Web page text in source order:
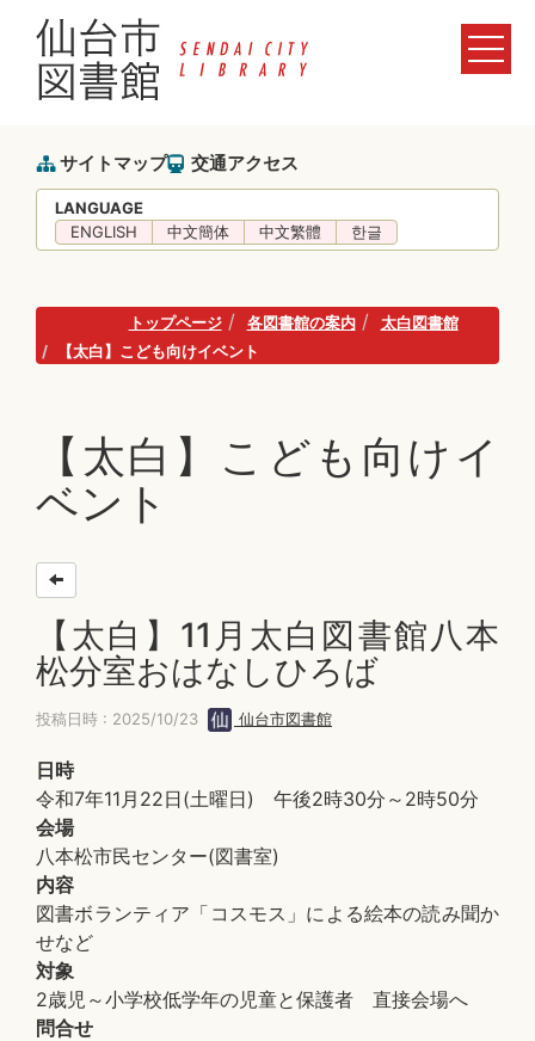
サイトマップ 交通アクセス
LANGUAGE
ENGLISH
中文簡体 中文繁體 한글
トップページ 各図書館の案内
太白図書館
【太白】こども向けイベント
【太白】こども向けイ
ベント
【太白】11月太白図書館八本
松分室おはなしひろば
投稿日時 : 2025/10/23 仙台市図書館
日時
令和7年11月22日(土曜日) 午後2時30分～2時50分
会場
八本松市民センター(図書室)
内容
図書ボランティア「コスモス」による絵本の読み聞か
せなど
対象
2歳児～小学校低学年の児童と保護者 直接会場へ
問合せ